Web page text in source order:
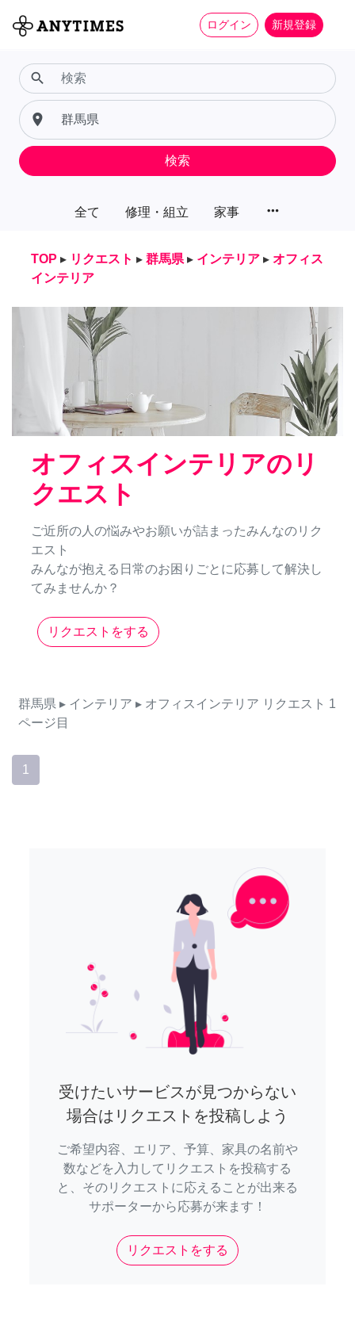
ログイン 新規登録
全て 修理・組立 家事 more_horiz
search
place
検索
TOP ▸ リクエスト ▸ 群馬県 ▸ インテリア ▸ オフィス
インテリア
オフィスインテリアのリ
クエスト
ご近所の人の悩みやお願いが詰まったみんなのリク
エスト
みんなが抱える日常のお困りごとに応募して解決し
てみませんか？
リクエストをする
群馬県 ▸ インテリア ▸ オフィスインテリア リクエスト 1
ページ目
1
受けたいサービスが見つからない
場合はリクエストを投稿しよう
ご希望内容、エリア、予算、家具の名前や
数などを入力してリクエストを投稿する
と、そのリクエストに応えることが出来る
サポーターから応募が来ます！
リクエストをする